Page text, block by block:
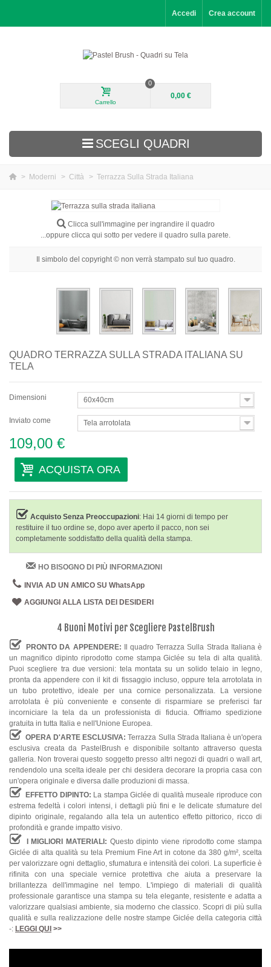
Accedi Crea account
Carrello
0
0,00 €
SCEGLI QUADRI
Per Stanza
> Moderni > Città > Terrazza Sulla Strada Italiana
Clicca sull'immagine per ingrandire il quadro
...oppure clicca qui sotto per vedere il quadro sulla parete.
Il simbolo del copyright © non verrà stampato sul tuo quadro.
QUADRO TERRAZZA SULLA STRADA ITALIANA SU
TELA
Dimensioni 60x40cm
Inviato come Tela arrotolata
109,00 €
ACQUISTA ORA
Acquisto Senza Preoccupazioni: Hai 14 giorni di tempo per
restituire il tuo ordine se, dopo aver aperto il pacco, non sei
completamente soddisfatto della qualità della stampa.
HO BISOGNO DI PIÙ INFORMAZIONI
INVIA AD UN AMICO SU WhatsApp
AGGIUNGI ALLA LISTA DEI DESIDERI
4 Buoni Motivi per Scegliere PastelBrush
PRONTO DA APPENDERE:
Il quadro Terrazza Sulla Strada Italiana è
un magnifico dipinto riprodotto come stampa Giclée su tela di alta qualità.
Puoi scegliere tra due versioni: tela montata su un solido telaio in legno,
pronta da appendere con il kit di fissaggio incluso, oppure tela arrotolata in
un tubo protettivo, ideale per una cornice personalizzata. La versione
arrotolata è più conveniente e consente di risparmiare se preferisci far
incorniciare la tela da un professionista di fiducia. Offriamo spedizione
gratuita in tutta Italia e nell'Unione Europea.
OPERA D'ARTE ESCLUSIVA:Terrazza Sulla Strada Italiana è un'opera
esclusiva creata da PastelBrush e disponibile soltanto attraverso questa
galleria. Non troverai questo soggetto presso altri negozi di quadri o wall art,
rendendolo una scelta ideale per chi desidera decorare la propria casa con
un'opera originale e diversa dalle produzioni di massa.
EFFETTO DIPINTO: La stampa Giclée di qualità museale riproduce con
estrema fedeltà i colori intensi, i dettagli più fini e le delicate sfumature del
dipinto originale, regalando alla tela un autentico effetto pittorico, ricco di
profondità e grande impatto visivo.
I MIGLIORI MATERIALI: Questo dipinto viene riprodotto come stampa
Giclée di alta qualità su tela Premium Fine Art in cotone da 380 g/m², scelta
per valorizzare ogni dettaglio, sfumatura e intensità dei colori. La superficie è
rifinita con una speciale vernice protettiva che aiuta a preservare la
brillantezza dell'immagine nel tempo. L'impiego di materiali di qualità
professionale garantisce una stampa su tela elegante, resistente e adatta a
valorizzare qualsiasi ambiente, sia moderno che classico. Scopri di più sulla
qualità e sulla realizzazione delle nostre stampe Giclée della categoria città
-: LEGGI QUI >>